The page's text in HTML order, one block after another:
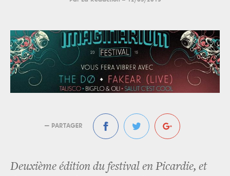
— PARTAGER
Deuxième édition du festival en Picardie, et